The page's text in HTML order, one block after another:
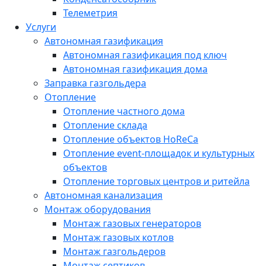
Телеметрия
Услуги
Автономная газификация
Автономная газификация под ключ
Автономная газификация дома
Заправка газгольдера
Отопление
Отопление частного дома
Отопление склада
Отопление объектов HoReCa
Отопление event-площадок и культурных
объектов
Отопление торговых центров и ритейла
Автономная канализация
Монтаж оборудования
Монтаж газовых генераторов
Монтаж газовых котлов
Монтаж газгольдеров